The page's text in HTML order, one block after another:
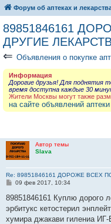
Форум об аптеках и
89851846161
ДРУГИЕ
⇐ Объявления о покупке
Информация
Дорогие друзья! Для поднятия
время доступна каждые 30
Жители Москвы могут также
на сайте объявлений
Автор темы
Slava
Re: 89851846161 ДОРОЖЕ ВСЕХ
С
о
щ
е
09 фев 2017, 10:34
89851846161 Куплю дорого
эрбитукс кетостерил
хумира джакави гилениа ИГ-